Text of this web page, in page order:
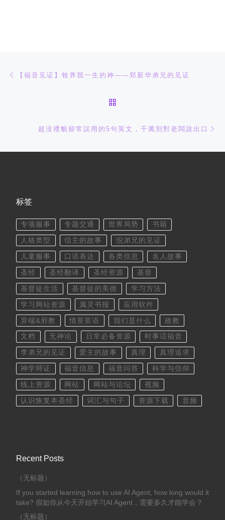
文章导航
【福音见证】牧养我一生的神——郑新华弟兄的见证
超沒禮貌卻常誤用的5句英文，千萬別對老闆說出口
标签
专项服事 专题交通 世界局势 书籍
人格类型 信主的故事 倪弟兄的见证
儿童服事 口语表达 各类信息 名人故事
圣经 圣经翻译 圣经资源 基督
基督徒生活 基督徒的美德 学习方法
学习网站资源 属灵书报 应用软件
异端&邪教 情景英语 我们是什么 政教
文档 无神论 日常必备资源 时事话福音
李弟兄的见证 爱主的故事 真理 真理追求
神学辩证 福音信息 福音问答 科学与信仰
线上资源 网站 网站与论坛 视频
认识恢复本圣经 词汇与句子 资源下载 音频
Recent Posts
（无标题）
If you started learning how to use AI Agent, how long would it
take? 假如你从今天开始学习AI Agent，需要多久才能学会？
（无标题）